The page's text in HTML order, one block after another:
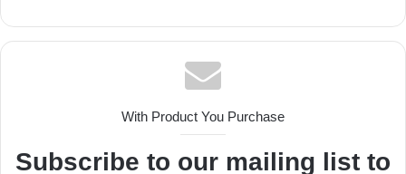
With Product You Purchase
Subscribe to our mailing list to